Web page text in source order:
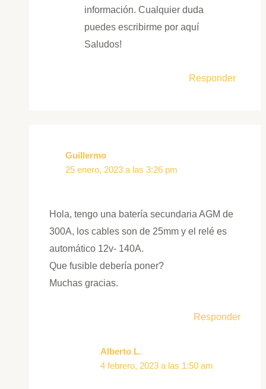
información. Cualquier duda
puedes escribirme por aquí
Saludos!
Responder
Guillermo
25 enero, 2023 a las 3:26 pm
Hola, tengo una batería secundaria AGM de
300A, los cables son de 25mm y el relé es
automático 12v- 140A.
Que fusible debería poner?
Muchas gracias.
Responder
Alberto L.
4 febrero, 2023 a las 1:50 am